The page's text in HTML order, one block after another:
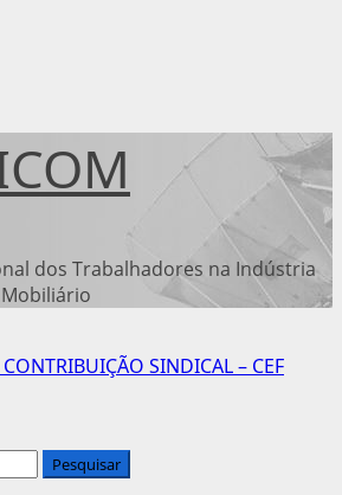
dos Trabalhadores na Indústria
SINDICAL – CEF